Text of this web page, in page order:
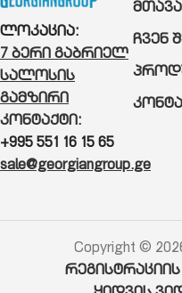
ლოკაცია:
7 ბერი გაბრიელ
სალოსის
გამზირი
კონტაქტი:
+995 551 16 15 65
sale@georgiangroup.ge
ჩვენ
Copyright ©